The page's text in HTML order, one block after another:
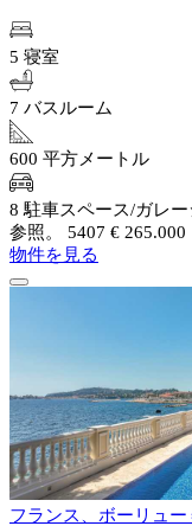
5 寝室
7 バスルーム
600 平方メートル
8 駐車スペース/ガレー
参照。 5407 € 265.000
物件を見る
フランス、ボーリュ